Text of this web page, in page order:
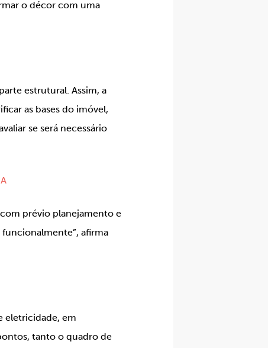
o décor com uma
estrutural. Assim, a
as bases do imóvel,
se será necessário
prévio planejamento e
afirma
eletricidade, em
tanto o quadro de